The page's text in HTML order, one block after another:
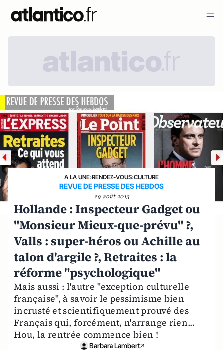
A LA UNE›RENDEZ-VOUS›CULTURE
REVUE DE PRESSE DES HEBDOS
29 août 2013
Hollande : Inspecteur Gadget ou
"Monsieur Mieux-que-prévu" ?,
Valls : super-héros ou Achille au
talon d'argile ?, Retraites : la
réforme "psychologique"
Mais aussi : l'autre "exception culturelle
française", à savoir le pessimisme bien
incrusté et scientifiquement prouvé des
Français qui, forcément, n'arrange rien...
Hou, la rentrée commence bien !
Barbara Lambert